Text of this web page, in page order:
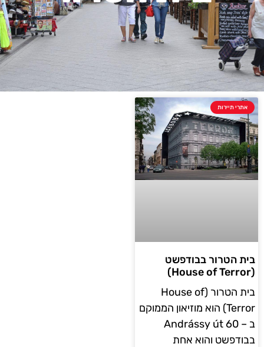
אתרי תיירות
בית הטרור בבודפשט
(House of Terror)
בית הטרור (House of
Terror) הוא מוזיאון הממוקם
ב – Andrássy út 60
בבודפשט והוא אחת